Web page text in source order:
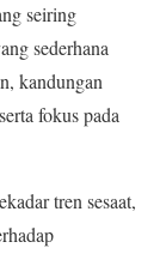
seiring
sederhana
kandungan
fokus pada
tren sesaat,